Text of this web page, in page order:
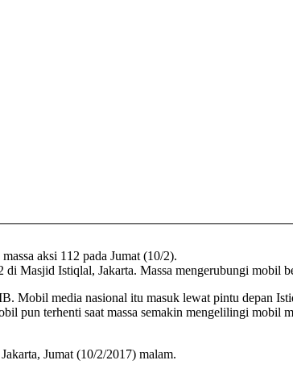
aksi 112 pada Jumat (10/2).
Masjid Istiqlal, Jakarta. Massa mengerubungi mobil
media nasional itu masuk lewat pintu depan
pun terhenti saat massa semakin mengelilingi mobil
Jumat (10/2/2017) malam.